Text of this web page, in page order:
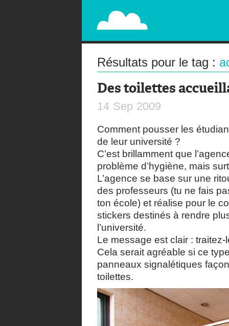
PAPERPLANE
STREET, AMBIENT, GUÉRILLA MARKETING
Résultats pour le tag :
Des toilettes
14 Sep 2009
Comment pousser les
de leur université ?
C’est brillamment que
problème d’hygiène, mais
L’agence se base sur une
des professeurs (tu ne fais
ton école) et réalise pour le
stickers destinés à rendre
l’université.
Le message est clair :
Cela serait agréable si ce
panneaux signalétiques
toilettes.